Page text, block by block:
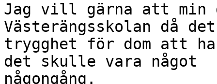
Jag vill gärna att min
Västerängsskolan då
trygghet för dom att ha
det skulle vara något
någongång.